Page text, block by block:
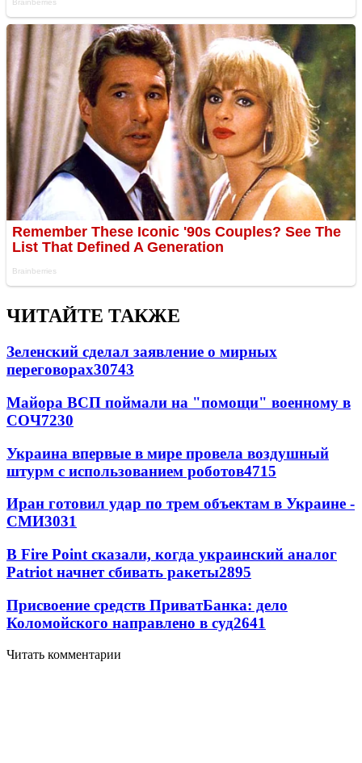
ЧИТАЙТЕ ТАКЖЕ
Зеленский сделал заявление о мирных
переговорах30743
Майора ВСП поймали на "помощи" военному в
СОЧ7230
Украина впервые в мире провела воздушный
штурм с использованием роботов4715
Иран готовил удар по трем объектам в Украине -
СМИ3031
В Fire Point сказали, когда украинский аналог
Patriot начнет сбивать ракеты2895
Присвоение средств ПриватБанка: дело
Коломойского направлено в суд2641
Читать комментарии